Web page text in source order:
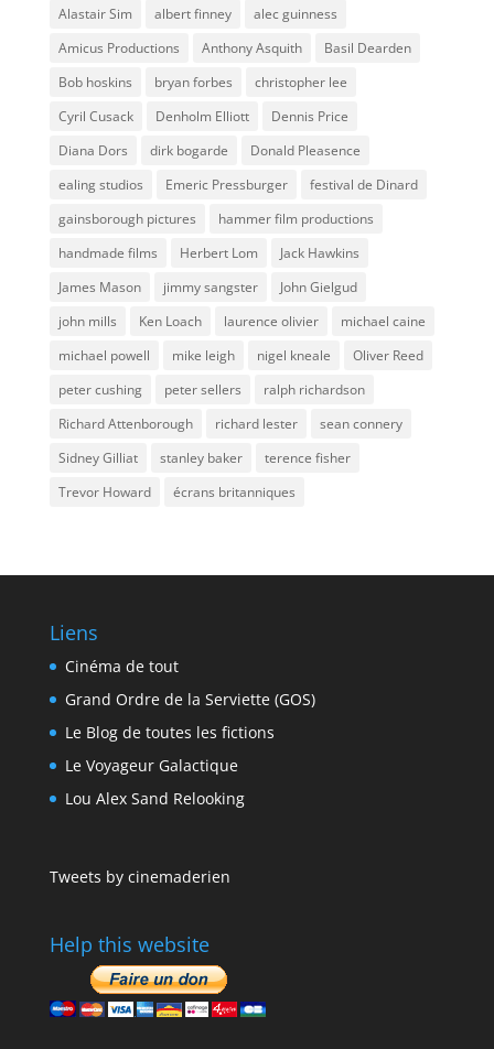
Alastair Sim albert finney
alec guinness
Amicus Productions
Anthony Asquith
Basil Dearden
Bob hoskins
bryan forbes
christopher lee
Cyril Cusack
Denholm Elliott
Dennis Price
Diana Dors
dirk bogarde
Donald Pleasence
ealing studios
Emeric Pressburger
festival de Dinard
gainsborough pictures
hammer film productions
handmade films
Herbert Lom
Jack Hawkins
James Mason
jimmy sangster
John Gielgud
john mills
Ken Loach laurence olivier
michael caine
michael powell
mike leigh nigel kneale
Oliver Reed
peter cushing
peter sellers
ralph richardson
Richard Attenborough
richard lester
sean connery
Sidney Gilliat
stanley baker
terence fisher
Trevor Howard
écrans britanniques
Liens
Cinéma de tout
Grand Ordre de la Serviette (GOS)
Le Blog de toutes les fictions
Le Voyageur Galactique
Lou Alex Sand Relooking
Tweets by cinemaderien
Help this website